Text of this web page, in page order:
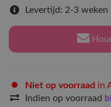
Levertijd: 2-3 weken
Niet op voorraad in
Indien op voorraad